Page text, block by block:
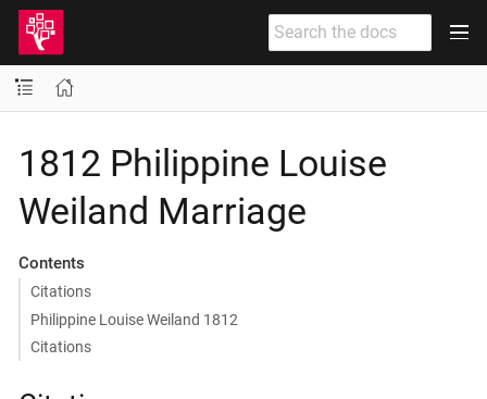
1812 Philippine Louise
Weiland Marriage
Contents
Citations
Philippine Louise Weiland 1812
Citations